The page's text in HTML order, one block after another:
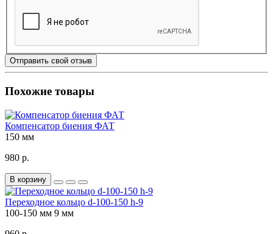
Отправить свой отзыв
Похожие товары
Компенсатор биения ФАТ
150 мм
980 р.
В корзину
Переходное кольцо d-100-150 h-9
100-150 мм 9 мм